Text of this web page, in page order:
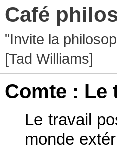
Café
"Invite la
[Tad Williams]
Comte :
Le travail
monde